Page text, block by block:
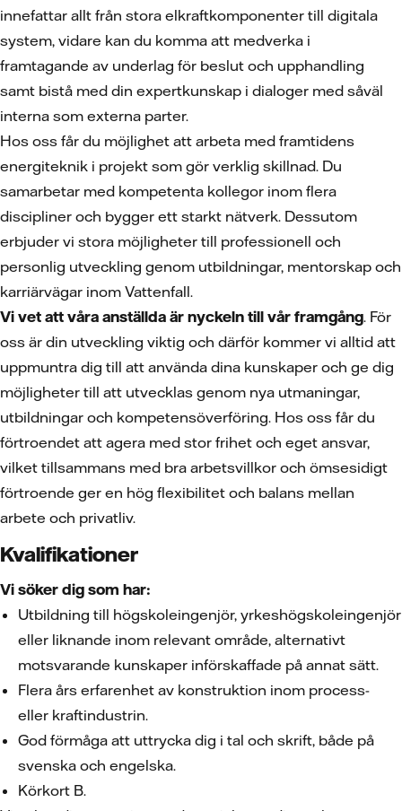
innefattar allt från stora elkraftkomponenter till digitala
system, vidare kan du komma att medverka i
framtagande av underlag för beslut och upphandling
samt bistå med din expertkunskap i dialoger med såväl
interna som externa parter.
Hos oss får du möjlighet att arbeta med framtidens
energiteknik i projekt som gör verklig skillnad. Du
samarbetar med kompetenta kollegor inom flera
discipliner och bygger ett starkt nätverk. Dessutom
erbjuder vi stora möjligheter till professionell och
personlig utveckling genom utbildningar, mentorskap och
karriärvägar inom Vattenfall.
Vi vet att våra anställda är nyckeln till vår framgång. För
oss är din utveckling viktig och därför kommer vi alltid att
uppmuntra dig till att använda dina kunskaper och ge dig
möjligheter till att utvecklas genom nya utmaningar,
utbildningar och kompetensöverföring. Hos oss får du
förtroendet att agera med stor frihet och eget ansvar,
vilket tillsammans med bra arbetsvillkor och ömsesidigt
förtroende ger en hög flexibilitet och balans mellan
arbete och privatliv.
Kvalifikationer
Vi söker dig som har:
Utbildning till högskoleingenjör, yrkeshögskoleingenjör
eller liknande inom relevant område, alternativt
motsvarande kunskaper införskaffade på annat sätt.
Flera års erfarenhet av konstruktion inom process-
eller kraftindustrin.
God förmåga att uttrycka dig i tal och skrift, både på
svenska och engelska.
Körkort B.